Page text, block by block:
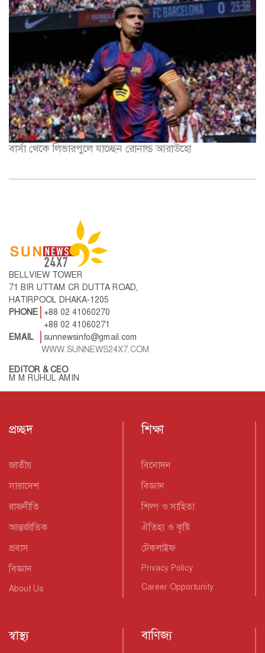
বার্সা থেকে লিভারপুলে যাচ্ছেন রোনাল্ড আরাউহো
BELLVIEW TOWER
71 BIR UTTAM CR DUTTA ROAD,
HATIRPOOL DHAKA-1205
PHONE
+88 02 41060270
+88 02 41060271
EMAIL
sunnewsinfo@gmail.com
WWW.SUNNEWS24X7.COM
EDITOR & CEO
M M RUHUL AMIN
প্রচ্ছদ
জাতীয়
সারাদেশ
রাজনীতি
আন্তর্জাতিক
প্রবাস
বিজ্ঞান
About Us
শিক্ষা
বিনোদন
বিজ্ঞান
শিল্প ও সাহিত্য
ঐতিহ্য ও কৃষ্টি
টেকলাইফ
Privacy Policy
Career Opportunity
স্বাস্থ্য বাণিজ্য